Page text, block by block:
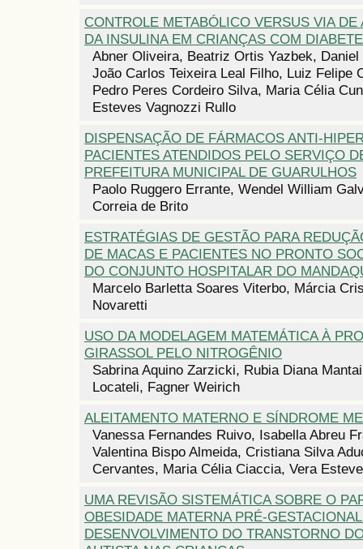
CONTROLE METABÓLICO VERSUS VIA
DA INSULINA EM CRIANÇAS COM
Abner Oliveira, Beatriz Ortis Yazbek, Daniel
João Carlos Teixeira Leal Filho, Luiz Felipe
Pedro Peres Cordeiro Silva, Maria Célia
Esteves Vagnozzi Rullo
DISPENSAÇÃO DE FÁRMACOS ANTI-
PACIENTES ATENDIDOS PELO SERVIÇO
PREFEITURA MUNICIPAL DE GUARULHOS
Paolo Ruggero Errante, Wendel William
Correia de Brito
ESTRATÉGIAS DE GESTÃO PARA
DE MACAS E PACIENTES NO PRONTO
DO CONJUNTO HOSPITALAR DO
Marcelo Barletta Soares Viterbo, Márcia
Novaretti
USO DA MODELAGEM MATEMÁTICA À
GIRASSOL PELO NITROGÊNIO
Sabrina Aquino Zarzicki, Rubia Diana
Locateli, Fagner Weirich
ALEITAMENTO MATERNO E SÍNDROME
Vanessa Fernandes Ruivo, Isabella Abreu
Valentina Bispo Almeida, Cristiana Silva
Cervantes, Maria Célia Ciaccia, Vera
UMA REVISÃO SISTEMÁTICA SOBRE O
OBESIDADE MATERNA PRÉ-
DESENVOLVIMENTO DO TRANSTORNO